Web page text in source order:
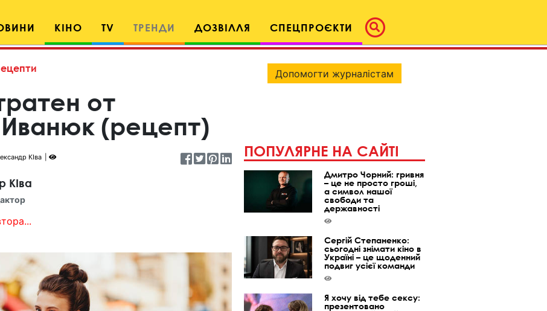
КІНО TV ТРЕНДИ ДОЗВІЛЛЯ СПЕЦПРОЄКТИ
от
(рецепт)
КІва
КІва
Допомогти журналістам
ПОПУЛЯРНЕ НА САЙТІ
Дмитро Чорний: гривня
– це не просто гроші,
а символ нашої
свободи та
державності
Сергій Степаненко:
сьогодні знімати кіно в
Україні – це щоденний
подвиг усієї команди
Я хочу від тебе сексу:
презентовано